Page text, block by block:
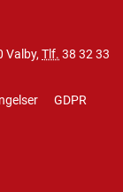
Valby, Tlf. 38 32 33
GDPR